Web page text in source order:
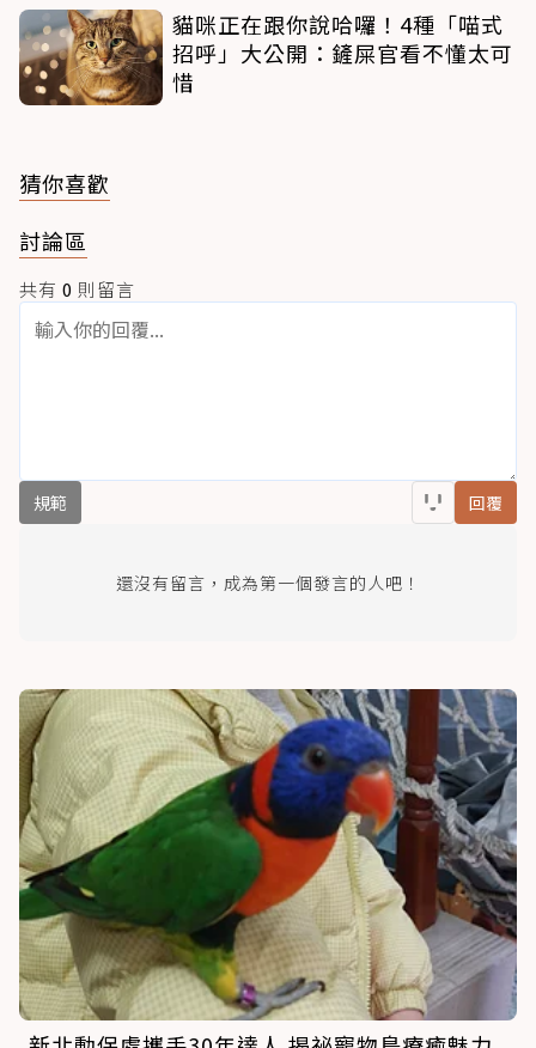
貓咪正在跟你說哈囉！4種「喵式
招呼」大公開：鏟屎官看不懂太可
惜
猜你喜歡
討論區
共有 0 則留言
規範 回覆
還沒有留言，成為第一個發言的人吧！